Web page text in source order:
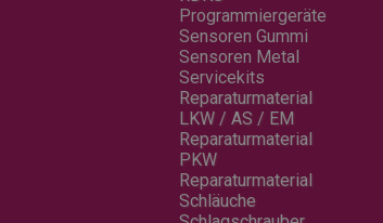
Programmiergeräte
Sensoren Gummi
Sensoren Metal
Servicekits
Reparaturmaterial
LKW / AS / EM
Reparaturmaterial
PKW
Reparaturmaterial
Schläuche